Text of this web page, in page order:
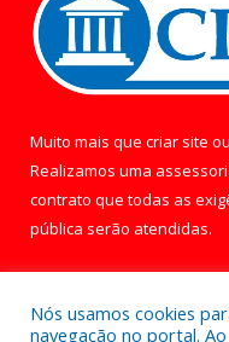
Muito mais que criar site ou
Realizamos uma
contrato que todas as
pública serão atendidas.
Nós usamos cookies
navegação no portal.